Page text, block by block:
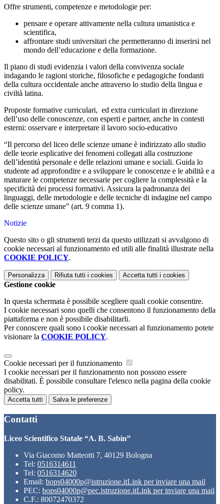
Offre strumenti, competenze e metodologie per:
pensare e operare attivamente nella cultura umanistica e
scientifica,
affrontare studi universitari che permetteranno di inserirsi nel
mondo dell’educazione e della formazione.
Il piano di studi evidenzia i valori della convivenza sociale
indagando le ragioni storiche, filosofiche e pedagogiche fondanti
della cultura occidentale anche attraverso lo studio della lingua e
civiltà latina.
Proposte formative curriculari, ed extra curriculari in direzione
dell’uso delle conoscenze, con esperti e partner, anche in contesti
esterni: osservare e interpretare il lavoro socio-educativo
“Il percorso del liceo delle scienze umane è indirizzato allo studio
delle teorie esplicative dei fenomeni collegati alla costruzione
dell’identità personale e delle relazioni umane e sociali. Guida lo
studente ad approfondire e a sviluppare le conoscenze e le abilità e a
maturare le competenze necessarie per cogliere la complessità e la
specificità dei processi formativi. Assicura la padronanza dei
linguaggi, delle metodologie e delle tecniche di indagine nel campo
delle scienze umane” (art. 9 comma 1).
Notizie
Questo sito o gli strumenti terzi da questo utilizzati si avvalgono di
cookie necessari al funzionamento ed utili alle finalità illustrate nella
COOKIE POLICY.
Personalizza Rifiuta tutti i cookies Accetta tutti i cookies
Gestione cookie
In questa schermata è possibile scegliere quali cookie consentire.
I cookie necessari sono quelli che consentono il funzionamento della
piattaforma e non è possibile disabilitarli.
Per conoscere quali sono i cookie necessari al funzionamento potete
visionare la COOKIE POLICY.
Cookie necessari per il funzionamento
I cookie necessari per il funzionamento non possono essere
disabilitati. È possibile consultare l'elenco nella pagina della cookie
policy.
Accetta tutti Salva le preferenze
Contatti
Liceo Scientifico Statale “A. B. Sabin”
Via Giacomo Matteotti 7, 40129 Bologna
Tel: 0516314611
Tel: 0516314620
Email: bops04000p@istruzione.itLink per inviare una mail
PEC: bops04000p@pec.istruzione.itLink per inviare una mail
C.F.: 80072470372